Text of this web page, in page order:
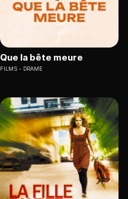
Que la bête meure
FILMS DRAME